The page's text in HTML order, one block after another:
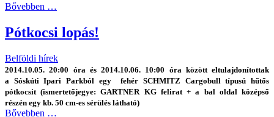
Bővebben …
Pótkocsi lopás!
Belföldi hírek
2014.10.05. 20:00 óra és 2014.10.06. 10:00 óra között eltulajdonítottak
a Sóskúti Ipari Parkból egy fehér SCHMITZ Cargobull típusú hűtős
pótkocsit (ismertetőjegye: GARTNER KG felirat + a bal oldal középső
részén egy kb. 50 cm-es sérülés látható)
Bővebben …